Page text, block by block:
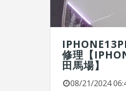
修理【
田馬場】
08/21/2024